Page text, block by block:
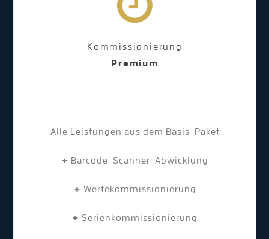
Kommissionierung
Premium
Alle Leistungen aus dem Basis-Paket
+ Barcode-Scanner-Abwicklung
+ Wertekommissionierung
+ Serienkommissionierung